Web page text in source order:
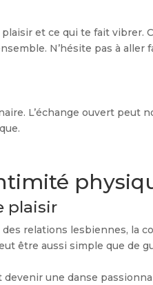
et ce qui te fait vibrer.
N’hésite pas à aller
L’échange ouvert peut
plaisir
relations lesbiennes, la
être aussi simple que de
une danse